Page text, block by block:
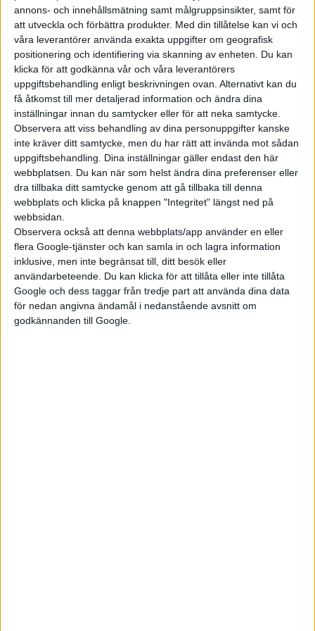
annons- och innehållsmätning samt målgruppsinsikter, samt för
att utveckla och förbättra produkter. Med din tillåtelse kan vi och
våra leverantörer använda exakta uppgifter om geografisk
positionering och identifiering via skanning av enheten. Du kan
klicka för att godkänna vår och våra leverantörers
uppgiftsbehandling enligt beskrivningen ovan. Alternativt kan du
få åtkomst till mer detaljerad information och ändra dina
inställningar innan du samtycker eller för att neka samtycke.
Observera att viss behandling av dina personuppgifter kanske
inte kräver ditt samtycke, men du har rätt att invända mot sådan
uppgiftsbehandling. Dina inställningar gäller endast den här
webbplatsen. Du kan när som helst ändra dina preferenser eller
dra tillbaka ditt samtycke genom att gå tillbaka till denna
webbplats och klicka på knappen "Integritet" längst ned på
webbsidan.
Observera också att denna webbplats/app använder en eller
flera Google-tjänster och kan samla in och lagra information
inklusive, men inte begränsat till, ditt besök eller
användarbeteende. Du kan klicka för att tillåta eller inte tillåta
Google och dess taggar från tredje part att använda dina data
för nedan angivna ändamål i nedanstående avsnitt om
godkännanden till Google.
ökade allt mer efter att batteriet nått 70 procents laddning.
Kinesiska medier skriver att videon har fått stor
uppmärksamhet i landet och startat en diskussion om både
säkerheten och hur mycket batteriets celler slits av så höga
temperaturer. BYD själva uppges ännu inte ha kommenterat
saken.